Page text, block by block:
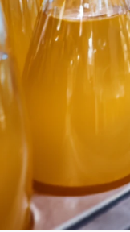
8 (800) 250-25-31
8 (800) 250-25-31
8 (800) 250-25-31
8 (800) 250-25-31